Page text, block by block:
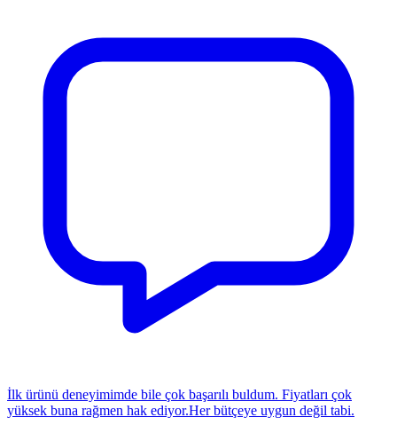
İlk ürünü deneyimimde bile çok başarılı buldum. Fiyatları çok
yüksek buna rağmen hak ediyor.Her bütçeye uygun değil tabi.